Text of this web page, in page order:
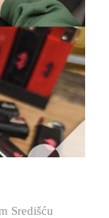
Središću